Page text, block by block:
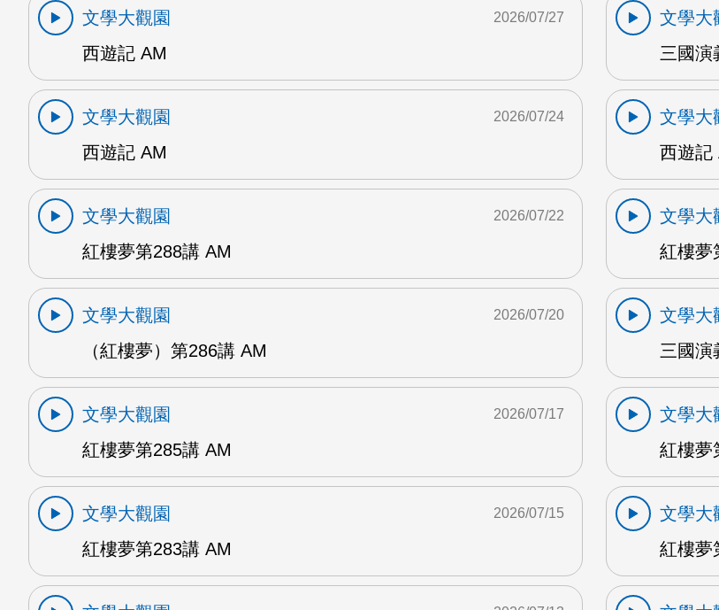
文學大觀園
西遊記 AM
2026/07/27
文學大
三國演
文學大觀園
西遊記 AM
2026/07/24
文學大
西遊記
文學大觀園
紅樓夢第288講 AM
2026/07/22
文學大
紅樓夢
文學大觀園
（紅樓夢）第286講 AM
2026/07/20
文學大
三國演
文學大觀園
紅樓夢第285講 AM
2026/07/17
文學大
紅樓夢
文學大觀園
紅樓夢第283講 AM
2026/07/15
文學大
紅樓夢